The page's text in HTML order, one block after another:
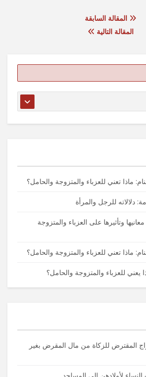
المقالة السابقة
المقالة التالية
ماذا تعني للعزباء والمتزوجة والحامل؟
دلالاته للرجل والمرأة
وتأثيرها على العزباء والمتزوجة
ماذا تعني للعزباء والمتزوجة والحامل؟
يعني للعزباء والمتزوجة والحامل؟
المقترض للزكاة من مال المقرض بغير